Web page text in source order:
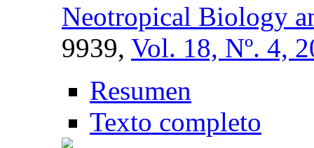
Neotropical Biology
9939, Vol. 18, Nº. 4,
Resumen
Texto completo